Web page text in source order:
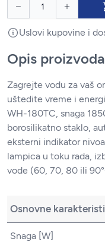
Uslovi kupovine i
Opis proizvoda
Zagrejte vodu za vaš
uštedite vreme i
WH-180TC, snaga
borosilikatno staklo,
eksterni indikator
lampica u toku rada,
vode (60, 70, 80 ili
Osnovne
Snaga [W]